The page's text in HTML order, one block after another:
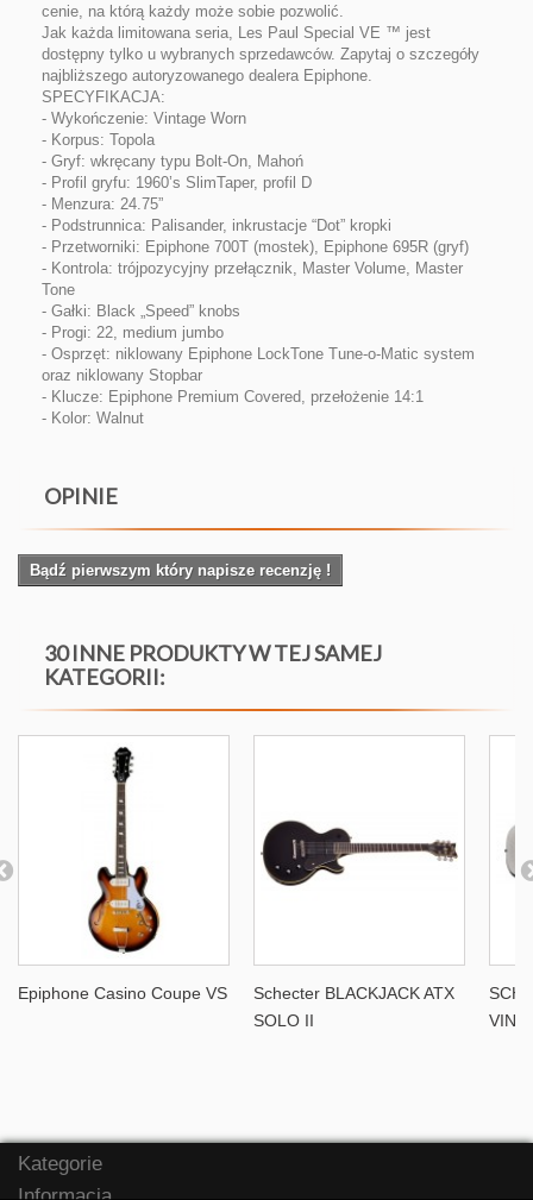
cenie, na którą każdy może sobie pozwolić.
Jak każda limitowana seria, Les Paul Special VE ™ jest
dostępny tylko u wybranych sprzedawców. Zapytaj o szczegóły
najbliższego autoryzowanego dealera Epiphone.
SPECYFIKACJA:
- Wykończenie: Vintage Worn
- Korpus: Topola
- Gryf: wkręcany typu Bolt-On, Mahoń
- Profil gryfu: 1960’s SlimTaper, profil D
- Menzura: 24.75”
- Podstrunnica: Palisander, inkrustacje “Dot” kropki
- Przetworniki: Epiphone 700T (mostek), Epiphone 695R (gryf)
- Kontrola: trójpozycyjny przełącznik, Master Volume, Master
Tone
- Gałki: Black „Speed” knobs
- Progi: 22, medium jumbo
- Osprzęt: niklowany Epiphone LockTone Tune-o-Matic system
oraz niklowany Stopbar
- Klucze: Epiphone Premium Covered, przełożenie 14:1
- Kolor: Walnut
OPINIE
Bądź pierwszym który napisze recenzję !
30 INNE PRODUKTY W TEJ SAMEJ
KATEGORII:
Epiphone Casino Coupe VS
Schecter BLACKJACK ATX
SOLO II
Kategorie
Informacja